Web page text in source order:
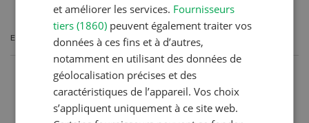
EN SAVOIR PLUS
et améliorer les services. Fournisseurs
tiers (1860) peuvent également traiter vos
données à ces fins et à d’autres,
notamment en utilisant des données de
géolocalisation précises et des
caractéristiques de l’appareil. Vos choix
s’appliquent uniquement à ce site web.